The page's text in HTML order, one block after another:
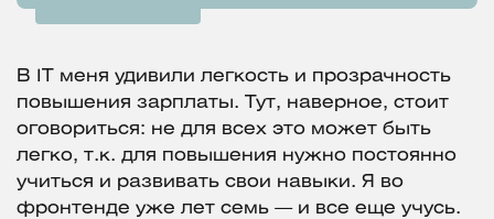
В IT меня удивили легкость и прозрачность
повышения зарплаты. Тут, наверное, стоит
оговориться: не для всех это может быть
легко, т.к. для повышения нужно постоянно
учиться и развивать свои навыки. Я во
фронтенде уже лет семь — и все еще учусь.